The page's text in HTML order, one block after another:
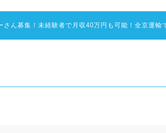
ん募集！未経験者で月収40万円も可能！全京運輸